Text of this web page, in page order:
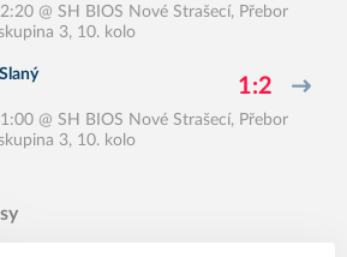
@ SH BIOS Nové Strašecí, Přebor
3, 10. kolo
1:2
@ SH BIOS Nové Strašecí, Přebor
3, 10. kolo